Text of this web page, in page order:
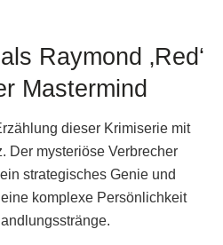
Raymond ‚Red‘
Mastermind
dieser Krimiserie mit
Der mysteriöse Verbrecher
strategisches Genie und
komplexe Persönlichkeit